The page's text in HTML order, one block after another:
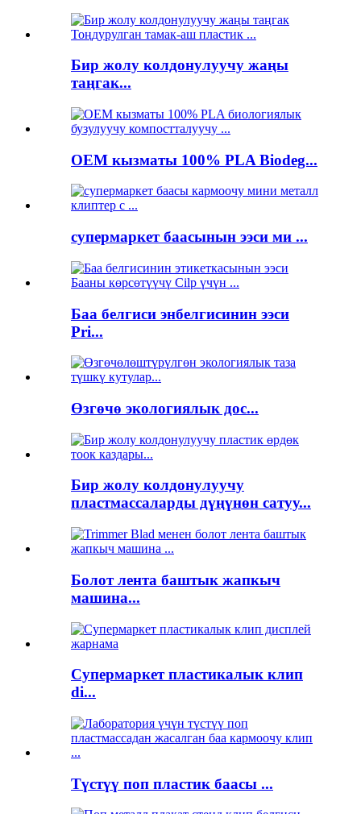
Бир жолу колдонулуучу жаңы
таңгак...
OEM кызматы 100% PLA Biodeg...
супермаркет баасынын ээси ми ...
Баа белгиси энбелгисинин ээси
Pri...
Өзгөчө экологиялык дос...
Бир жолу колдонулуучу
пластмассаларды дүңүнөн сатуу...
Болот лента баштык жапкыч
машина...
Супермаркет пластикалык клип
di...
Түстүү поп пластик баасы ...